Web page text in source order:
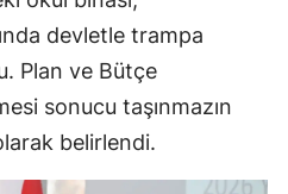
devletle trampa
Plan ve Bütçe
sonucu taşınmazın
belirlendi.